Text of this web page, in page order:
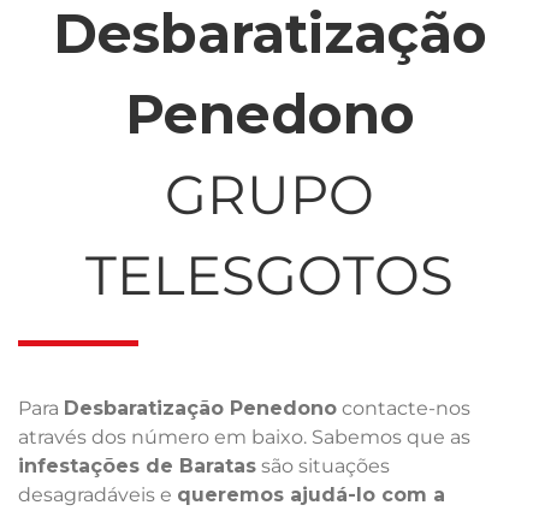
Desbaratização
Penedono
GRUPO
TELESGOTOS
Para Desbaratização Penedono contacte-nos
através dos número em baixo. Sabemos que as
infestações de Baratas são situações
desagradáveis e queremos ajudá-lo com a